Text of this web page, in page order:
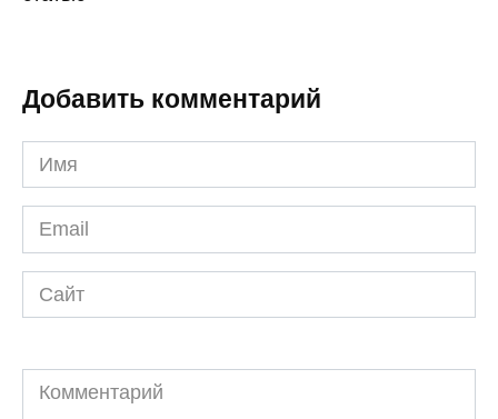
Добавить комментарий
Имя
*
Email
*
Сайт
Комментарий